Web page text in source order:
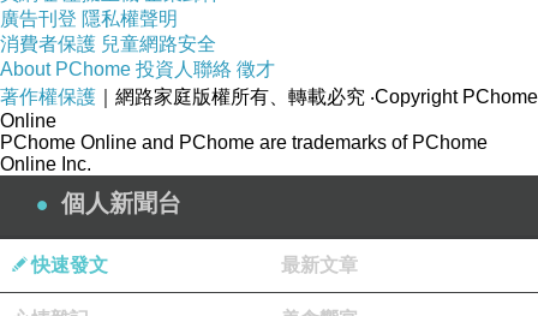
廣告刊登 隱私權聲明
消費者保護 兒童網路安全
About PChome 投資人聯絡 徵才
著作權保護 ｜網路家庭版權所有、轉載必究 ‧Copyright PChome
Online
PChome Online and PChome are trademarks of PChome
Online Inc.
個人新聞台
快速發文 最新文章